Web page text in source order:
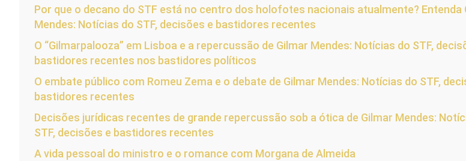
Por que o decano do STF está no centro dos holofotes nacionais atualmente? Entenda
Mendes: Notícias do STF, decisões e bastidores recentes
O “Gilmarpalooza” em Lisboa e a repercussão de Gilmar Mendes: Notícias do STF,
bastidores recentes nos bastidores políticos
O embate público com Romeu Zema e o debate de Gilmar Mendes: Notícias do STF,
bastidores recentes
Decisões jurídicas recentes de grande repercussão sob a ótica de Gilmar Mendes:
STF, decisões e bastidores recentes
A vida pessoal do ministro e o romance com Morgana de Almeida